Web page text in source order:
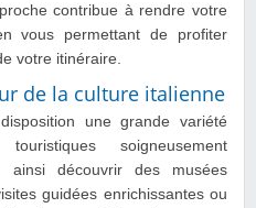
contribue à rendre votre
vous permettant de profiter
votre itinéraire.
de la culture italienne
une grande variété
soigneusement
ainsi découvrir des musées
guidées enrichissantes ou